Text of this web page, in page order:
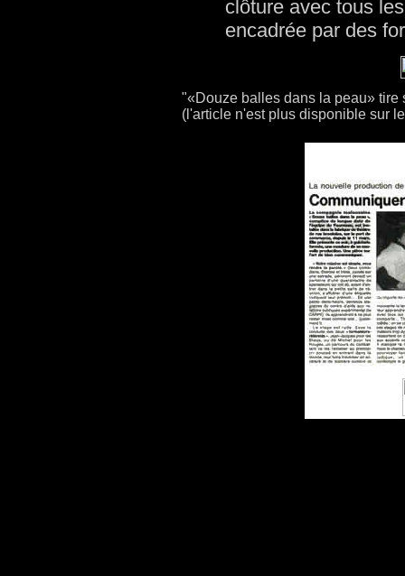
clôture avec tous
encadrée par des
"«Douze balles dans la peau»
(l'article n'est plus disponible sur